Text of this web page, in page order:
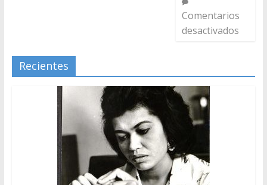
Comentarios
desactivados
Recientes